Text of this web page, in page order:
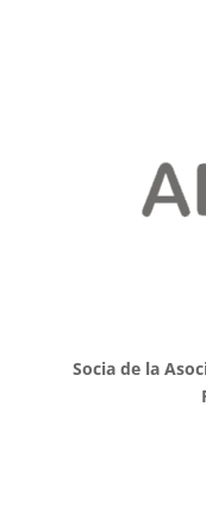
Socia de la